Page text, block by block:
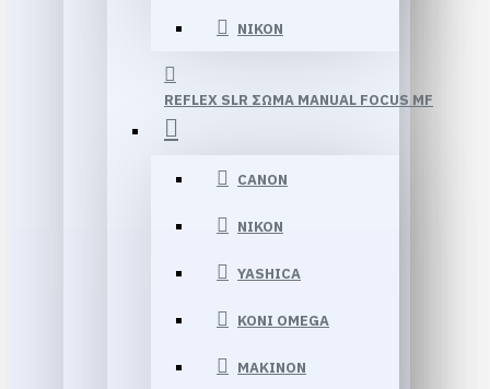
NIKON
REFLEX SLR ΣΩΜΑ MANUAL FOCUS MF
CANON
NIKON
YASHICA
KONI OMEGA
MAKINON